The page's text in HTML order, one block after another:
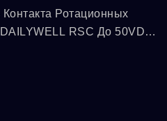
Ротационных
RSC До 50VDC,